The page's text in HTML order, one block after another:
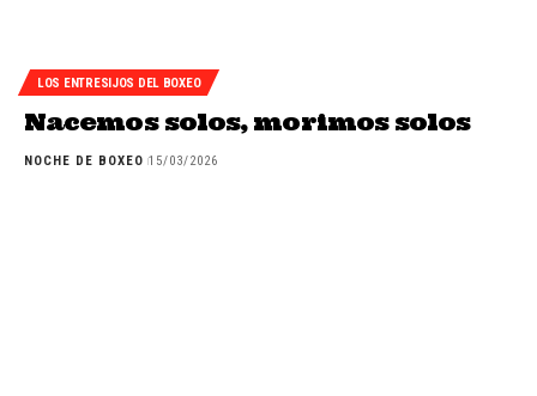
LOS ENTRESIJOS DEL BOXEO
Nacemos solos, morimos solos
NOCHE DE BOXEO 15/03/2026